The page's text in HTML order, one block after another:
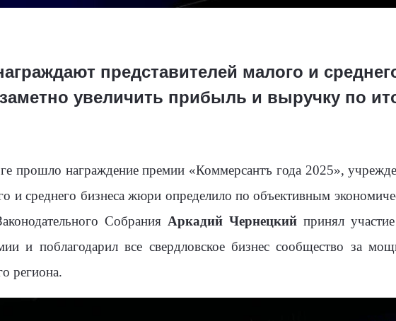
представителей малого и
увеличить прибыль и выручку по
прошло награждение премии «Коммерсантъ года 2025»,
и среднего бизнеса жюри определило по объективным
Собрания Аркадий Чернецкий принял
и поблагодарил все свердловское бизнес сообщество за
региона.